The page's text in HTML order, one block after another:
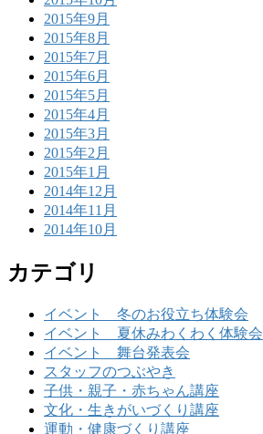
2015年9月
2015年8月
2015年7月
2015年6月
2015年5月
2015年4月
2015年3月
2015年2月
2015年1月
2014年12月
2014年11月
2014年10月
カテゴリ
イベント 冬のお役立ち体験会
イベント 夏休みわくわく体験会
イベント 舞台発表会
スタッフのつぶやき
子供・親子・赤ちゃん講座
文化・生きがいづくり講座
運動・健康づくり講座